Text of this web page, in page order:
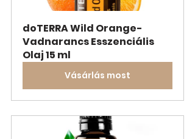
doTERRA Wild Orange-
Vadnarancs Esszenciális
Olaj 15 ml
Vásárlás most